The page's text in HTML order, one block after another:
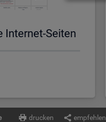
In­ter­net-Sei­ten
drucken empfehlen